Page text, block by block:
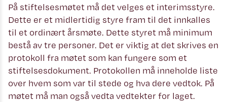
På stiftelsesmøtet må det velges et interimsstyre.
Dette er et midlertidig styre fram til det innkalles
til et ordinært årsmøte. Dette styret må minimum
bestå av tre personer. Det er viktig at det skrives en
protokoll fra møtet som kan fungere som et
stiftelsesdokument. Protokollen må inneholde liste
over hvem som var til stede og hva dere vedtok. På
møtet må man også vedta vedtekter for laget.